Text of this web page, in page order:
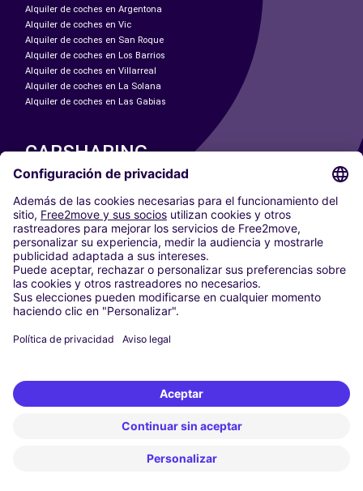
Alquiler de coches en Argentona
Alquiler de coches en Vic
Alquiler de coches en San Roque
Alquiler de coches en Los Barrios
Alquiler de coches en Villarreal
Alquiler de coches en La Solana
Alquiler de coches en Las Gabias
CARSHARING
NUESTRAS CIUDADES
Paris
Madrid
Washington DC
Milán
Roma
Turín
Viena
Berlín
Düsseldorf